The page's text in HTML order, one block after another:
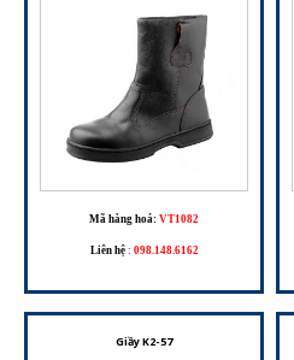
Mã hàng hoá: VT1082
Liên hệ : 098.148.6162
Giầy K2-57